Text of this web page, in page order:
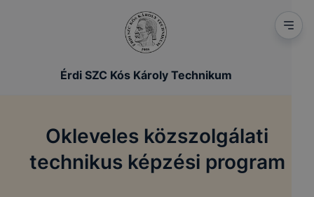
Érdi SZC Kós Károly Technikum
Okleveles közszolgálati
technikus képzési program